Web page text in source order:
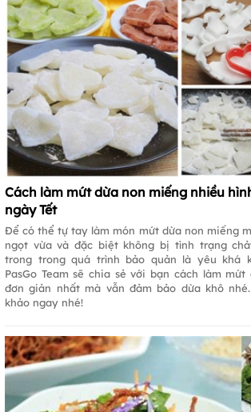
Cách làm mứt dừa non miếng nhiều
ngày Tết
Để có thể tự tay làm món mứt dừa non miếng
ngọt vừa và đặc biệt không bị tình trạng
trong trong quá trình bảo quản là yêu khá
PasGo Team sẽ chia sẻ với bạn cách làm
đơn giản nhất mà vẫn đảm bảo dừa khô
khảo ngay nhé!